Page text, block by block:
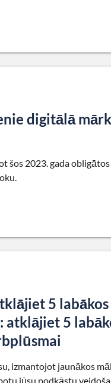
digitālā
šos 2023. gada
5
5
izmantojot jaunākos
jūsu podkāstu